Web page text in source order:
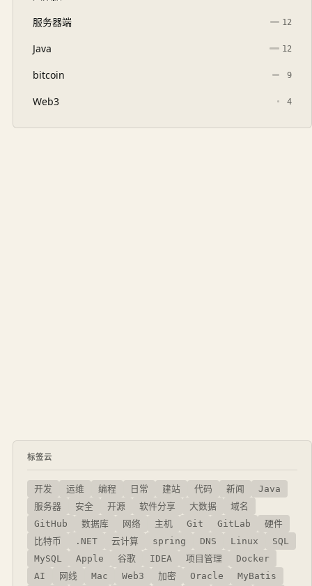
服务器端 12
Java 12
bitcoin 9
Web3 4
标签云
开发 运维 编程 日常 建站 代码 新闻
Java
服务器
安全 开源 软件分享 大数据
域名
GitHub
数据库 网络 主机 Git GitLab
硬件
比特币
.NET 云计算 spring DNS Linux
SQL
MySQL
Apple 谷歌 IDEA 项目管理
Docker
AI
网线 Mac Web3 加密 Oracle
MyBatis